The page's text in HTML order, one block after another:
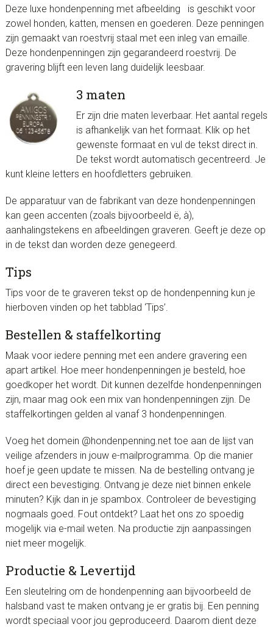
Deze luxe hondenpenning met afbeelding is geschikt voor
zowel honden, katten, mensen en goederen. Deze penningen
zijn gemaakt van roestvrij staal met een inleg van emaille.
Deze hondenpenningen zijn gegarandeerd roestvrij. De
gravering blijft een leven lang duidelijk leesbaar.
3 maten
Er zijn drie maten leverbaar. Het aantal regels
is afhankelijk van het formaat. Klik op het
gewenste formaat en vul de tekst direct in.
De tekst wordt automatisch gecentreerd. Je
kunt kleine letters en hoofdletters gebruiken.
De apparatuur van de fabrikant van deze hondenpenningen
kan geen accenten (zoals bijvoorbeeld ë, à),
aanhalingstekens en afbeeldingen graveren. Geeft je deze op
in de tekst dan worden deze genegeerd.
Tips
Tips voor de te graveren tekst op de hondenpenning kun je
hierboven vinden op het tabblad ‘Tips’.
Bestellen & staffelkorting
Maak voor iedere penning met een andere gravering een
apart artikel. Hoe meer hondenpenningen je besteld, hoe
goedkoper het wordt. Dit kunnen dezelfde hondenpenningen
zijn, maar mag ook een mix van hondenpenningen zijn. De
staffelkortingen gelden al vanaf 3 hondenpenningen.
Voeg het domein @hondenpenning.net toe aan de lijst van
veilige afzenders in jouw e-mailprogramma. Op die manier
hoef je geen update te missen. Na de bestelling ontvang je
direct een bevestiging. Ontvang je deze niet binnen enkele
minuten? Kijk dan in je spambox. Controleer de bevestiging
nogmaals goed. Fout ontdekt? Laat het ons zo spoedig
mogelijk via e-mail weten. Na productie zijn aanpassingen
niet meer mogelijk.
Productie & Levertijd
Een sleutelring om de hondenpenning aan bijvoorbeeld de
halsband vast te maken ontvang je er gratis bij. Een penning
wordt speciaal voor jou geproduceerd. Daarom dient deze